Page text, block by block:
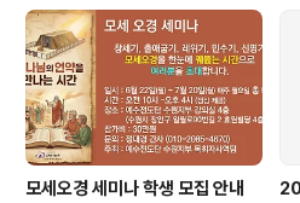
도하게 하라 - 영으로 기도하라 -원서교부및
년3월까지 장소:수원지부 사무실 우편번호 :
0 주소 :..
모세오경 세미나 학생 모집 안내